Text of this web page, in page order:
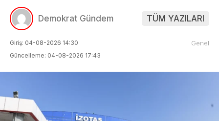
Demokrat Gündem TÜM YAZILARI
Giriş: 04-08-2026 14:30
Güncelleme: 04-08-2026 17:43
Genel